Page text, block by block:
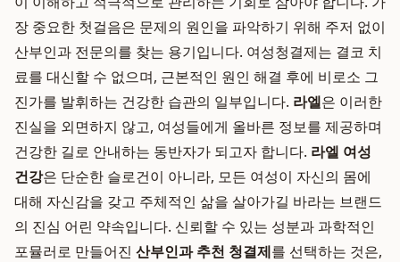
장 중요한 첫걸음은 문제의 원인을 파악하기 위해 주저 없이
산부인과 전문의를 찾는 용기입니다. 여성청결제는 결코 치
료를 대신할 수 없으며, 근본적인 원인 해결 후에 비로소 그
진가를 발휘하는 건강한 습관의 일부입니다. 라엘은 이러한
진실을 외면하지 않고, 여성들에게 올바른 정보를 제공하며
건강한 길로 안내하는 동반자가 되고자 합니다. 라엘 여성
건강은 단순한 슬로건이 아니라, 모든 여성이 자신의 몸에
대해 자신감을 갖고 주체적인 삶을 살아가길 바라는 브랜드
의 진심 어린 약속입니다. 신뢰할 수 있는 성분과 과학적인
포뮬러로 만들어진 산부인과 추천 청결제를 선택하는 것은,